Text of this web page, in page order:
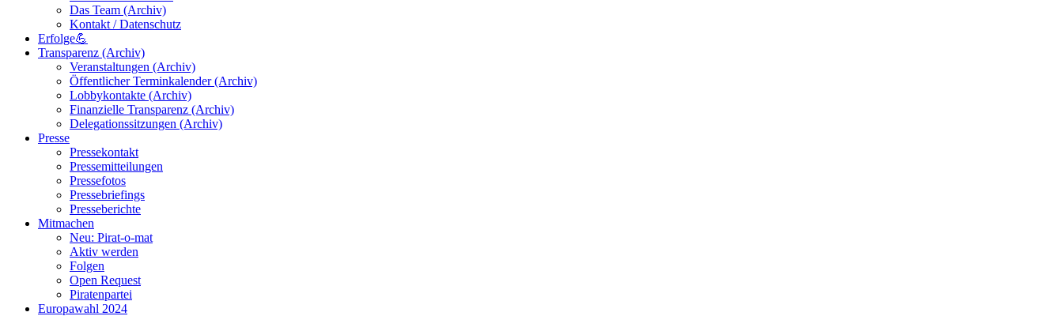
Das Team (Archiv)
Kontakt / Datenschutz
Erfolge💪
Transparenz (Archiv)
Veranstaltungen (Archiv)
Öffentlicher Terminkalender (Archiv)
Lobbykontakte (Archiv)
Finanzielle Transparenz (Archiv)
Delegationssitzungen (Archiv)
Presse
Pressekontakt
Pressemitteilungen
Pressefotos
Pressebriefings
Presseberichte
Mitmachen
Neu: Pirat-o-mat
Aktiv werden
Folgen
Open Request
Piratenpartei
Europawahl 2024